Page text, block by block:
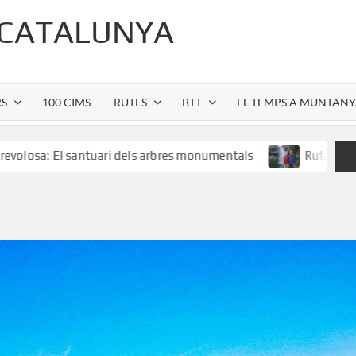
100 CIMS RUTES BTT EL TEMPS A
dels arbres monumentals Ruta al Salt de Sallent: